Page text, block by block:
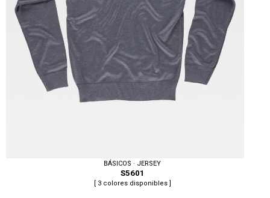
BÁSICOS · JERSEY
S5601
[ 3 colores disponibles ]